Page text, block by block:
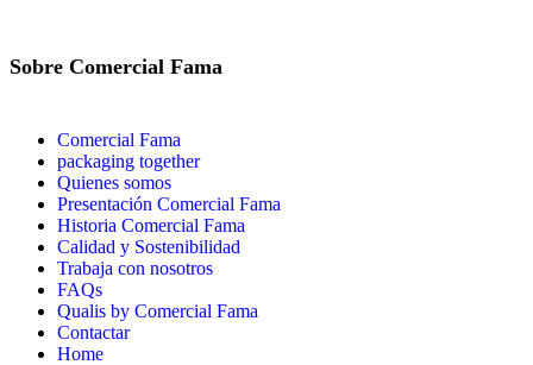
Sobre Comercial Fama
Comercial Fama
packaging together
Quienes somos
Presentación Comercial Fama
Historia Comercial Fama
Calidad y Sostenibilidad
Trabaja con nosotros
FAQs
Qualis by Comercial Fama
Contactar
Home